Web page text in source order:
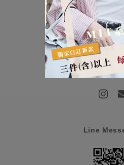
Contact
評云有限公司 統
營業時間：平日早上9:00-
客服信箱：
客服line：
Line